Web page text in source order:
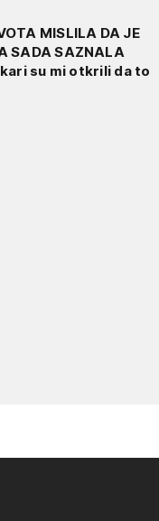
MISLILA DA JE
SADA SAZNALA
su mi otkrili da to